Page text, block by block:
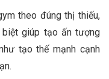
theo đúng thị thiếu,
giúp tạo ấn tượng
tạo thế mạnh cạnh